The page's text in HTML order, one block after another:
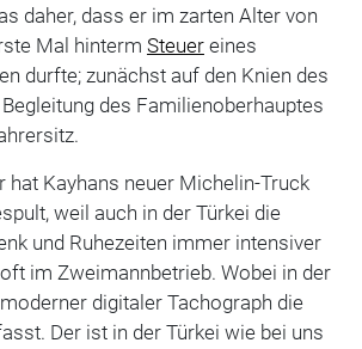
daher, dass er im zarten Alter von
Mal hinterm Steuereines
durfte; zunächst auf den Knien des
des Familienoberhauptes
hat Kayhans neuer Michelin-Truck
weil auch in der Türkei die
und Ruhezeiten immer intensiver
im Zweimannbetrieb. Wobei in der
digitaler Tachograph die
Der ist in der Türkei wie bei uns